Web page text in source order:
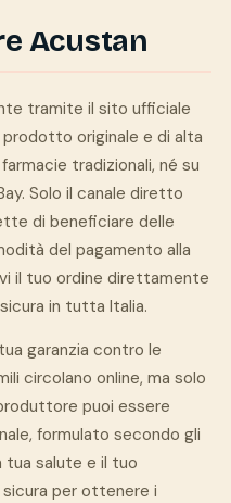
Acustan
tramite il sito ufficiale
originale e di alta
tradizionali, né su
Solo il canale diretto
di beneficiare delle
del pagamento alla
il tuo ordine direttamente
in tutta Italia.
garanzia contro le
circolano online, ma solo
puoi essere
formulato secondo gli
tua salute e il tuo
per ottenere i